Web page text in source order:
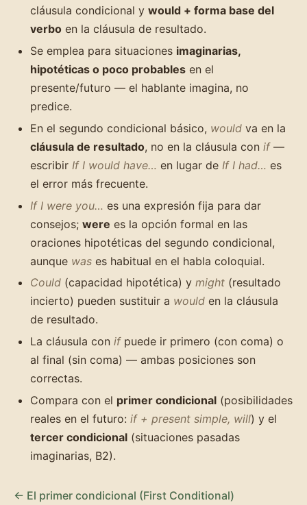
cláusula condicional y would + forma base del
verbo en la cláusula de resultado.
Se emplea para situaciones imaginarias,
hipotéticas o poco probables en el
presente/futuro — el hablante imagina, no
predice.
En el segundo condicional básico, would va en la
cláusula de resultado, no en la cláusula con if—
escribir If I would have… en lugar de If I had… es
el error más frecuente.
If I were you… es una expresión fija para dar
consejos; were es la opción formal en las
oraciones hipotéticas del segundo condicional,
aunque was es habitual en el habla coloquial.
Could (capacidad hipotética) y might (resultado
incierto) pueden sustituir a would en la cláusula
de resultado.
La cláusula con ifpuede ir primero (con coma) o
al final (sin coma) — ambas posiciones son
correctas.
Compara con el primer condicional (posibilidades
reales en el futuro: if + present simple, will) y el
tercer condicional (situaciones pasadas
imaginarias, B2).
← El primer condicional (First Conditional)